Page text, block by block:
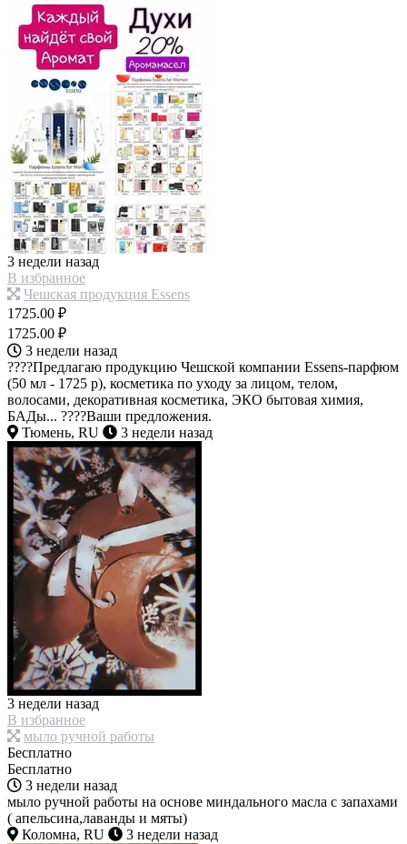
3 недели назад
В избранное
Чешская продукция Essens
1725.00 ₽
1725.00 ₽
3 недели назад
????Предлагаю продукцию Чешской компании Essens-парфюм
(50 мл - 1725 р), косметика по уходу за лицом, телом,
волосами, декоративная косметика, ЭКО бытовая химия,
БАДы... ????Ваши предложения.
Тюмень, RU
3 недели назад
3 недели назад
В избранное
мыло ручной работы
Бесплатно
Бесплатно
3 недели назад
мыло ручной работы на основе миндального масла с запахами
( апельсина,лаванды и мяты)
Коломна, RU
3 недели назад